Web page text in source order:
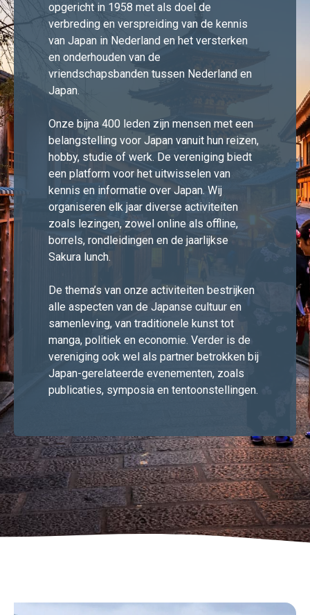
opgericht in 1958 met als doel de
verbreding en verspreiding van de kennis
van Japan in Nederland en het versterken
en onderhouden van de
vriendschapsbanden tussen Nederland en
Japan.
Onze bijna 400 leden zijn mensen met een
belangstelling voor Japan vanuit hun reizen,
hobby, studie of werk. De vereniging biedt
een platform voor het uitwisselen van
kennis en informatie over Japan. Wij
organiseren elk jaar diverse activiteiten
zoals lezingen, zowel online als offline,
borrels, rondleidingen en de jaarlijkse
Sakura lunch.
De thema’s van onze activiteiten bestrijken
alle aspecten van de Japanse cultuur en
samenleving, van traditionele kunst tot
manga, politiek en economie. Verder is de
vereniging ook wel als partner betrokken bij
Japan-gerelateerde evenementen, zoals
publicaties, symposia en tentoonstellingen.